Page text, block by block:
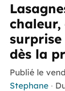
dès la
Publié le
Stephane ·